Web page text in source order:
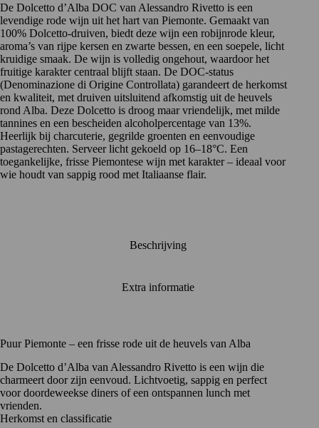
De Dolcetto d’Alba DOC van Alessandro Rivetto is een
levendige rode wijn uit het hart van Piemonte. Gemaakt van
100% Dolcetto-druiven, biedt deze wijn een robijnrode kleur,
aroma’s van rijpe kersen en zwarte bessen, en een soepele, licht
kruidige smaak. De wijn is volledig ongehout, waardoor het
fruitige karakter centraal blijft staan. De DOC-status
(Denominazione di Origine Controllata) garandeert de herkomst
en kwaliteit, met druiven uitsluitend afkomstig uit de heuvels
rond Alba. Deze Dolcetto is droog maar vriendelijk, met milde
tannines en een bescheiden alcoholpercentage van 13%.
Heerlijk bij charcuterie, gegrilde groenten en eenvoudige
pastagerechten. Serveer licht gekoeld op 16–18°C. Een
toegankelijke, frisse Piemontese wijn met karakter – ideaal voor
wie houdt van sappig rood met Italiaanse flair.
Beschrijving
Extra informatie
Puur Piemonte – een frisse rode uit de heuvels van Alba
De Dolcetto d’Alba van Alessandro Rivetto is een wijn die
charmeert door zijn eenvoud. Lichtvoetig, sappig en perfect
voor doordeweekse diners of een ontspannen lunch met
vrienden.
Herkomst en classificatie